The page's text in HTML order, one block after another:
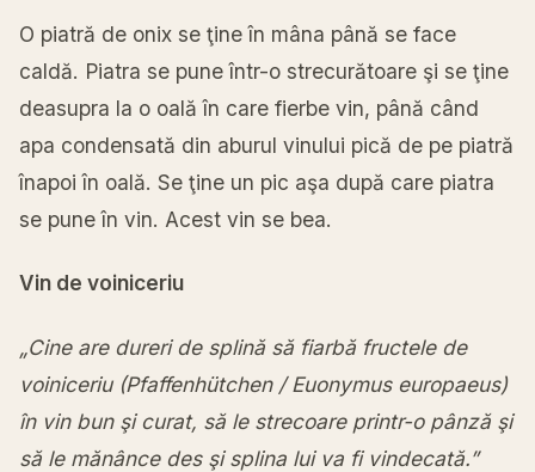
O piatră de onix se ţine în mâna până se face
caldă. Piatra se pune într-o strecurătoare şi se ţine
deasupra la o oală în care fierbe vin, până când
apa condensată din aburul vinului pică de pe piatră
înapoi în oală. Se ţine un pic aşa după care piatra
se pune în vin. Acest vin se bea.
Vin de voiniceriu
„Cine are dureri de splină să fiarbă fructele de
voiniceriu (Pfaffenhütchen / Euonymus europaeus)
în vin bun şi curat, să le strecoare printr-o pânză şi
să le mănânce des şi splina lui va fi vindecată.”